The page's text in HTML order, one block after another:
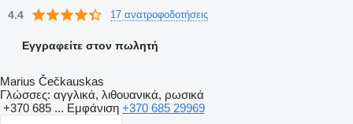
4.4 17 ανατροφοδοτήσεις
Εγγραφείτε στον πωλητή
Marius Čečkauskas
Γλώσσες: αγγλικά, λιθουανικά, ρωσικά
+370 685 ... Εμφάνιση +370 685 29969